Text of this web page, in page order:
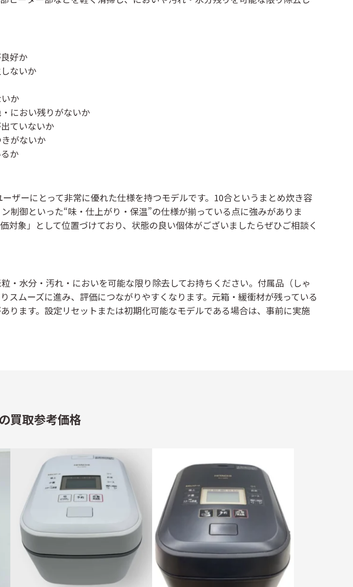
好か
ないか
か
におい残りがないか
ていないか
がないか
か
ザーにとって非常に優れた仕様を持つモデルです。10合というまとめ炊き容
制御といった“味・仕上がり・保温”の仕様が揃っている点に強みがありま
象」として位置づけており、状態の良い個体がございましたらぜひご相談く
・水分・汚れ・においを可能な限り除去してお持ちください。付属品（しゃ
ムーズに進み、評価につながりやすくなります。元箱・緩衝材が残っている
ります。設定リセットまたは初期化可能なモデルである場合は、事前に実施
買取参考価格